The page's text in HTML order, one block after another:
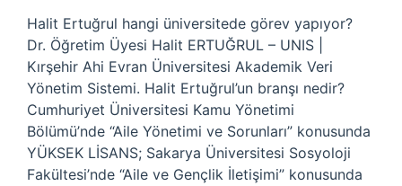
Halit Ertuğrul hangi üniversitede görev yapıyor?
Dr. Öğretim Üyesi Halit ERTUĞRUL – UNIS |
Kırşehir Ahi Evran Üniversitesi Akademik Veri
Yönetim Sistemi. Halit Ertuğrul’un branşı nedir?
Cumhuriyet Üniversitesi Kamu Yönetimi
Bölümü’nde “Aile Yönetimi ve Sorunları” konusunda
YÜKSEK LİSANS; Sakarya Üniversitesi Sosyoloji
Fakültesi’nde “Aile ve Gençlik İletişimi” konusunda